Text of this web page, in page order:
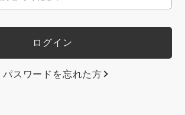
パスワードを忘れた方